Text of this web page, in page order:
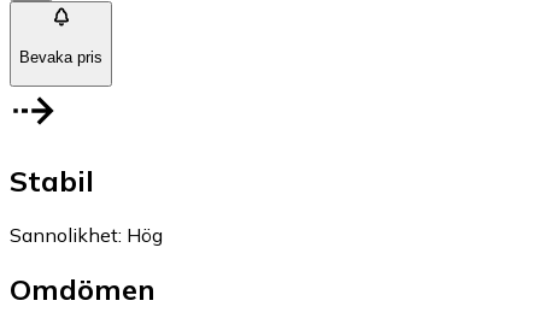
Bevaka pris
Stabil
Sannolikhet: Hög
Omdömen